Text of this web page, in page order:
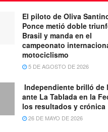
El piloto de Oliva
Ponce metió doble
Brasil y manda en el
campeonato
motociclismo
5 DE AGOSTO DE 2026
Independiente brilló de
ante La Tablada en la
los resultados y crónica
26 DE MAYO DE 2026